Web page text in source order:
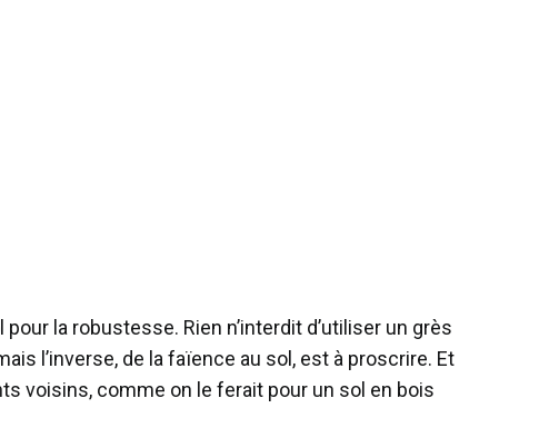
la robustesse. Rien n’interdit d’utiliser un grès
l’inverse, de la faïence au sol, est à proscrire. Et
voisins, comme on le ferait pour un sol en bois